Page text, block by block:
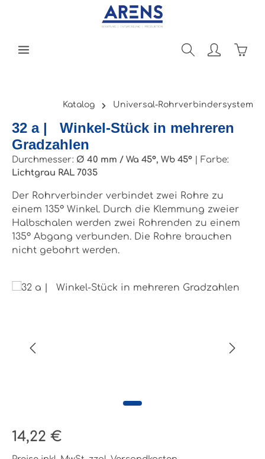
Zum Hauptinhalt springen
Katalog Universal-Rohrverbindersystem
32 a | Winkel-Stück in mehreren
Gradzahlen
Durchmesser: Ø 40 mm / Wa 45°, Wb 45°
Farbe:
Lichtgrau RAL 7035
Der Rohrverbinder verbindet zwei Rohre zu
einem 135° Winkel. Durch die Klemmung zweier
Halbschalen werden zwei Rohrenden zu einem
135° Abgang verbunden. Die Rohre brauchen
nicht gebohrt werden.
Bildergalerie überspringen
Regulärer Preis:
14,22 €